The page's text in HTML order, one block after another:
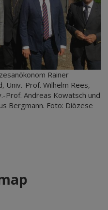
Rainer
Univ.-Prof. Wilhelm Rees,
Prof. Andreas Kowatsch und
Bergmann. Foto: Diözese